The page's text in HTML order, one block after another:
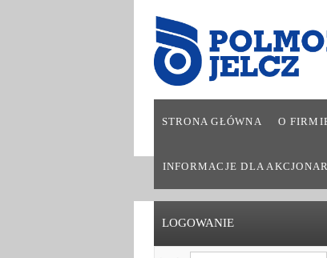
STRONA GŁÓWNA O
INFORMACJE DLA
LOGOWANIE